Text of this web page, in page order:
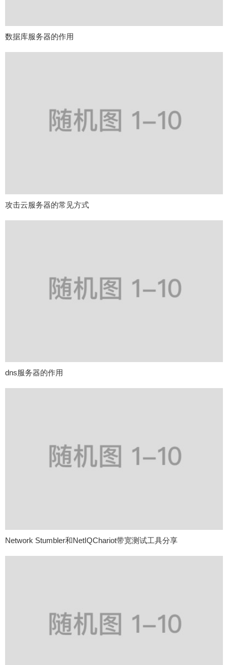
数据库服务器的作用
攻击云服务器的常见方式
dns服务器的作用
Network Stumbler和NetIQChariot带宽测试工具分享